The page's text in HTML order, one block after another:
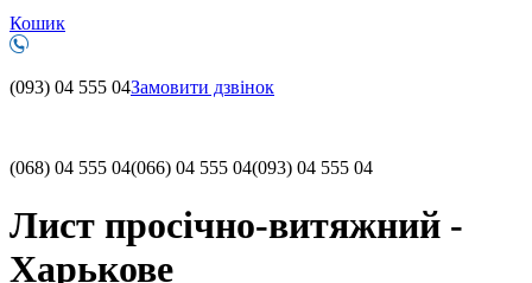
Кошик
(093) 04 555 04Замовити дзвінок
(068) 04 555 04(066) 04 555 04(093) 04 555 04
Лист просічно-витяжний -
Харькове